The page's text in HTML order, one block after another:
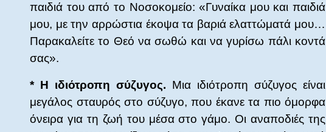
παιδιά του από το Νοσοκομείο: «Γυναίκα μου και παιδιά
μου, με την αρρώστια έκοψα τα βαριά ελαττώματά μου…
Παρακαλείτε το Θεό να σωθώ και να γυρίσω πάλι κοντά
σας».
* Η ιδιότροπη σύζυγος. Μια ιδιότροπη σύζυγος είναι
μεγάλος σταυρός στο σύζυγο, που έκανε τα πιο όμορφα
όνειρα για τη ζωή του μέσα στο γάμο. Οι αναποδιές της